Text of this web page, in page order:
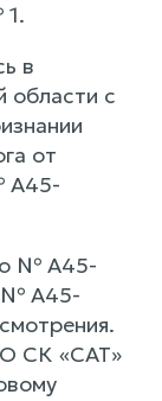
1.
в
области с
от
А45-
№ А45-
№ А45-
СК «САТ»